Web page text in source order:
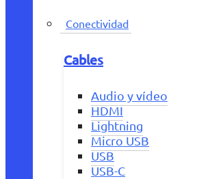
Conectividad
Cables
Audio y vídeo
HDMI
Lightning
Micro USB
USB
USB-C